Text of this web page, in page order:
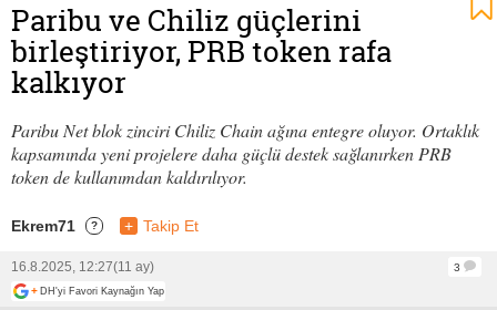
Paribu ve Chiliz güçlerini
birleştiriyor, PRB token rafa
kalkıyor
Paribu Net blok zinciri Chiliz Chain ağına entegre oluyor. Ortaklık
kapsamında yeni projelere daha güçlü destek sağlanırken PRB
token de kullanımdan kaldırılıyor.
Ekrem71 ? + Takip Et
16.8.2025, 12:27(11 ay)
3
+ DH'yi Favori Kaynağın Yap